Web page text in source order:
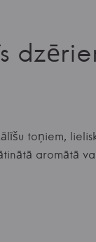
toņiem,
aromātā